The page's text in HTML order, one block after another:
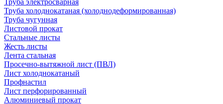
Труба электросварная
Труба холоднокатаная (холоднодеформированная)
Труба чугунная
Листовой прокат
Стальные листы
Жесть листы
Лента стальная
Просечно-вытяжной лист (ПВЛ)
Лист холоднокатаный
Профнастил
Лист перфорированный
Алюминиевый прокат